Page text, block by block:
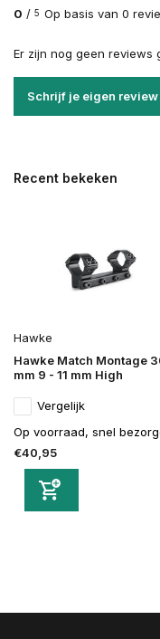
0 / 5 Op basis van 0
Er zijn nog geen reviews
Schrijf je eigen review
Recent bekeken
Hawke
Hawke Match Montage
mm 9 - 11 mm High
Vergelijk
Op voorraad, snel
€40,95